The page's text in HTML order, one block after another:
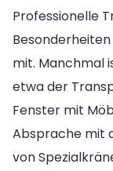
Professionelle
mit. Manchmal
etwa der
Fenster mit
Absprache mit
von